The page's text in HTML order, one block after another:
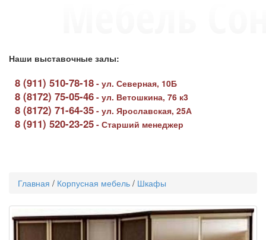
Наши выставочные залы:
8 (911) 510-78-18 - ул. Северная, 10Б
8 (8172) 75-05-46 - ул. Ветошкина, 76 к3
8 (8172) 71-64-35 - ул. Ярославская, 25А
8 (911) 520-23-25 - Старший менеджер
Главная / Корпусная мебель / Шкафы